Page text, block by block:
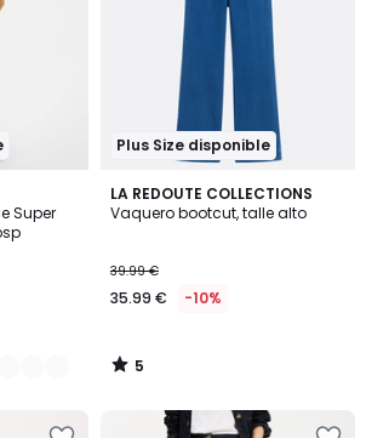
Super
Plus Size disponible
LA REDOUTE COLLECTIONS
Vaquero bootcut, talle alto
39.99 €
35.99 € -10%
5
/
5
/